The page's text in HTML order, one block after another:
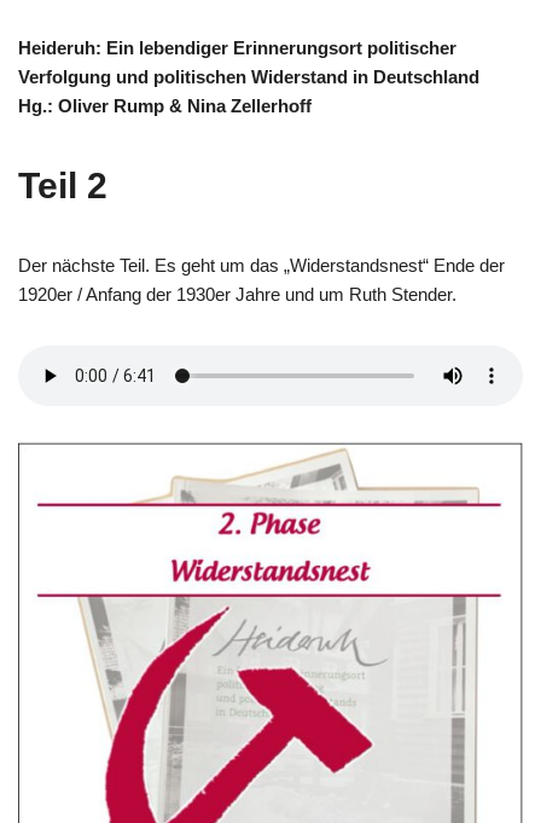
Heideruh: Ein lebendiger Erinnerungsort politischer
Verfolgung und politischen Widerstand in Deutschland
Hg.: Oliver Rump & Nina Zellerhoff
Teil 2
Der nächste Teil. Es geht um das „Widerstandsnest“ Ende der
1920er / Anfang der 1930er Jahre und um Ruth Stender.